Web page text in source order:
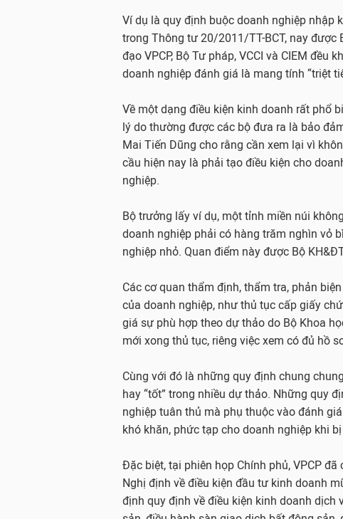
Ví dụ là quy định buộc doanh nghiệp nhập
trong Thông tư 20/2011/TT-BCT, nay
đạo VPCP, Bộ Tư pháp, VCCI và CIEM
doanh nghiệp đánh giá là mang tính “triệt
Về một dạng điều kiện kinh doanh rất phổ
lý do thường được các bộ đưa ra là bảo
Mai Tiến Dũng cho rằng cần xem lại vì
cầu hiện nay là phải tạo điều kiện cho
nghiệp.
Bộ trưởng lấy ví dụ, một tỉnh miền núi
doanh nghiệp phải có hàng trăm nghìn vỏ
nghiệp nhỏ. Quan điểm này được Bộ
Các cơ quan thẩm định, thẩm tra, phản
của doanh nghiệp, như thủ tục cấp giấy
giá sự phù hợp theo dự thảo do Bộ Khoa
mới xong thủ tục, riêng việc xem có đủ hồ
Cùng với đó là những quy định chung
hay “tốt” trong nhiều dự thảo. Những quy
nghiệp tuân thủ mà phụ thuộc vào đánh
khó khăn, phức tạp cho doanh nghiệp khi
Đặc biệt, tại phiên họp Chính phủ, VPCP
Nghị định về điều kiện đầu tư kinh doanh
định quy định về điều kiện kinh doanh